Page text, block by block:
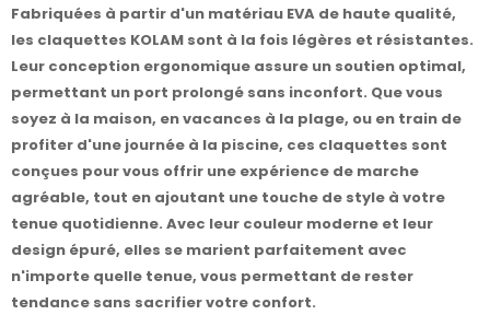
Fabriquées à partir d'un matériau EVA de haute qualité,
les claquettes KOLAM sont à la fois légères et résistantes.
Leur conception ergonomique assure un soutien optimal,
permettant un port prolongé sans inconfort. Que vous
soyez à la maison, en vacances à la plage, ou en train de
profiter d'une journée à la piscine, ces claquettes sont
conçues pour vous offrir une expérience de marche
agréable, tout en ajoutant une touche de style à votre
tenue quotidienne. Avec leur couleur moderne et leur
design épuré, elles se marient parfaitement avec
n'importe quelle tenue, vous permettant de rester
tendance sans sacrifier votre confort.